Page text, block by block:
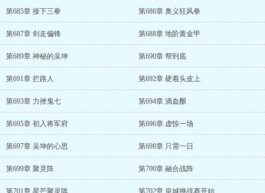
第685章 接下三拳 第686章 奥义狂风拳
第687章 剑走偏锋 第688章 地阶黄金甲
第689章 神秘的吴坤 第690章 帮到底
第691章 拦路人 第692章 硬着头皮上
第693章 力挫鬼七 第694章 滴血酿
第695章 初入将军府 第696章 虚惊一场
第697章 吴坤的心思 第698章 只需一日
第699章 聚灵阵 第700章 融合战阵
第701章 星芒聚灵阵 第702章 皇城挑战赛开始